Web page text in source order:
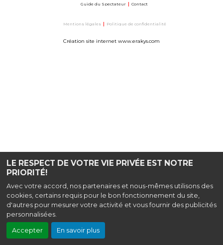
LE RESPECT DE VOTRE VIE PRIVÉE EST NOTRE
PRIORITÉ!
Avec votre accord, nos partenaires et nous-mêmes utilisons des
cookies, certains requis pour le bon fonctionnement du site,
d'autres pour mesurer votre activité et vous fournir des publicités
personnalisées.
Accepter En savoir plus
Guide du Spectateur Contact
Mentions légales Politique de confidentialité
Création site internet www.erakys.com